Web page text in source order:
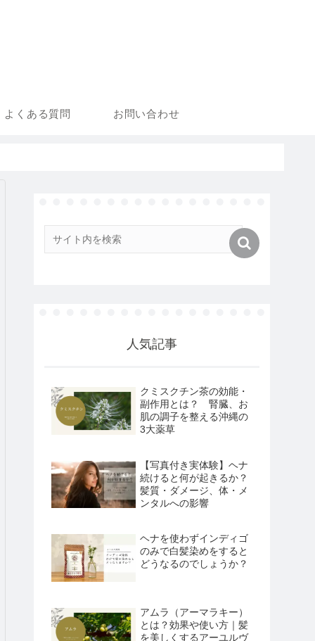
よくある質問 お問い合わせ
人気記事
クミスクチン茶の効能・
副作用とは？ 腎臓、お
肌の調子を整える沖縄の
3大薬草
【写真付き実体験】ヘナ
続けると何が起きるか？
髪質・ダメージ、体・メ
ンタルへの影響
ヘナを使わずインディゴ
のみで白髪染めをすると
どうなるのでしょうか？
アムラ（アーマラキー）
とは？効果や使い方｜髪
を美しくするアーユルヴ